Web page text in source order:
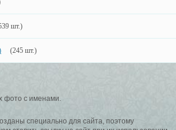
шт.)
(245 шт.)
фото с именами.
специально для сайта, поэтому